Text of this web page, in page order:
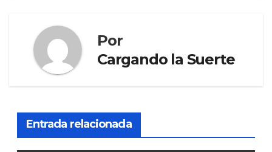
Por
Cargando la Suerte
Entrada relacionada